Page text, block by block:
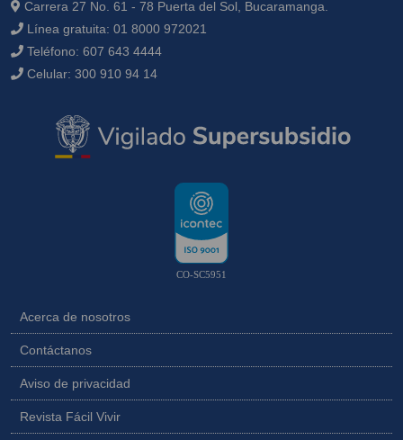
Carrera 27 No. 61 - 78 Puerta del Sol, Bucaramanga.
Línea gratuita: 01 8000 972021
Teléfono: 607 643 4444
Celular: 300 910 94 14
CO-SC5951
Acerca de nosotros
Contáctanos
Aviso de privacidad
Revista Fácil Vivir